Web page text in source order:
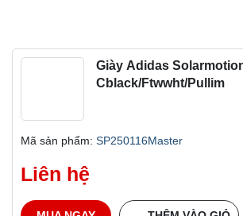
Giày Adidas
Cblack/Ftwwht/Pullim
Mã sản phẩm: SP250116Master
Liên hệ